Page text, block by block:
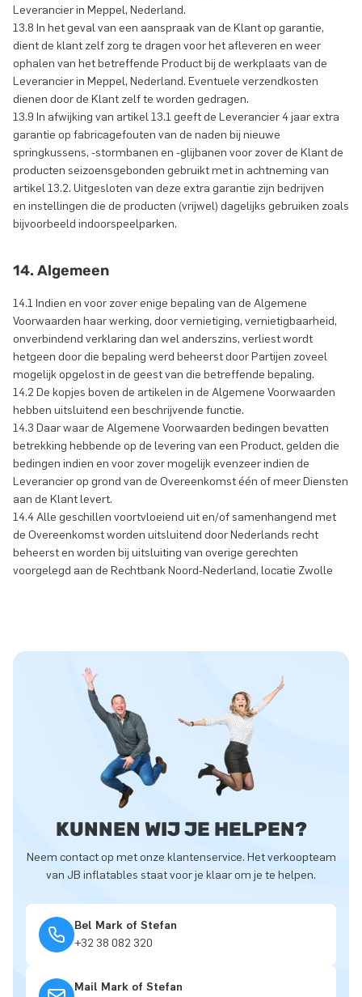
Leverancier in Meppel, Nederland.
13.8 In het geval van een aanspraak van de Klant op garantie,
dient de klant zelf zorg te dragen voor het afleveren en weer
ophalen van het betreffende Product bij de werkplaats van de
Leverancier in Meppel, Nederland. Eventuele verzendkosten
dienen door de Klant zelf te worden gedragen.
13.9 In afwijking van artikel 13.1 geeft de Leverancier 4 jaar extra
garantie op fabricagefouten van de naden bij nieuwe
springkussens, -stormbanen en -glijbanen voor zover de Klant de
producten seizoensgebonden gebruikt met in achtneming van
artikel 13.2. Uitgesloten van deze extra garantie zijn bedrijven
en instellingen die de producten (vrijwel) dagelijks gebruiken zoals
bijvoorbeeld indoorspeelparken.
14. Algemeen
14.1 Indien en voor zover enige bepaling van de Algemene
Voorwaarden haar werking, door vernietiging, vernietigbaarheid,
onverbindend verklaring dan wel anderszins, verliest wordt
hetgeen door die bepaling werd beheerst door Partijen zoveel
mogelijk opgelost in de geest van die betreffende bepaling.
14.2 De kopjes boven de artikelen in de Algemene Voorwaarden
hebben uitsluitend een beschrijvende functie.
14.3 Daar waar de Algemene Voorwaarden bedingen bevatten
betrekking hebbende op de levering van een Product, gelden die
bedingen indien en voor zover mogelijk evenzeer indien de
Leverancier op grond van de Overeenkomst één of meer Diensten
aan de Klant levert.
14.4 Alle geschillen voortvloeiend uit en/of samenhangend met
de Overeenkomst worden uitsluitend door Nederlands recht
beheerst en worden bij uitsluiting van overige gerechten
voorgelegd aan de Rechtbank Noord-Nederland, locatie Zwolle
KUNNEN WIJ JE HELPEN?
Neem contact op met onze klantenservice. Het verkoopteam
van JB inflatables staat voor je klaar om je te helpen.
Bel Mark of Stefan
+32 38 082 320
Mail Mark of Stefan